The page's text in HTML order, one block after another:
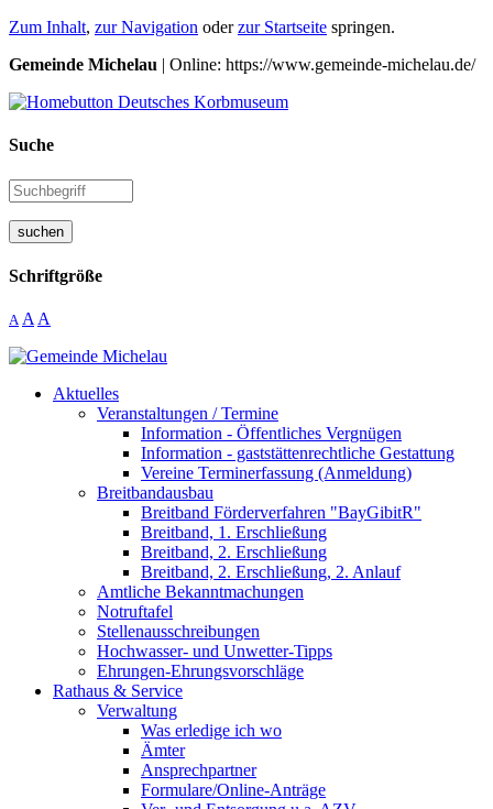
Zum Inhalt, zur Navigation oderzur Startseite springen.
Gemeinde Michelau | Online: https://www.gemeinde-michelau.de/
Suche
suchen
Schriftgröße
A A A
Aktuelles
Veranstaltungen / Termine
Information - Öffentliches Vergnügen
Information - gaststättenrechtliche Gestattung
Vereine Terminerfassung (Anmeldung)
Breitbandausbau
Breitband Förderverfahren "BayGibitR"
Breitband, 1. Erschließung
Breitband, 2. Erschließung
Breitband, 2. Erschließung, 2. Anlauf
Amtliche Bekanntmachungen
Notruftafel
Stellenausschreibungen
Hochwasser- und Unwetter-Tipps
Ehrungen-Ehrungsvorschläge
Rathaus & Service
Verwaltung
Was erledige ich wo
Ämter
Ansprechpartner
Formulare/Online-Anträge